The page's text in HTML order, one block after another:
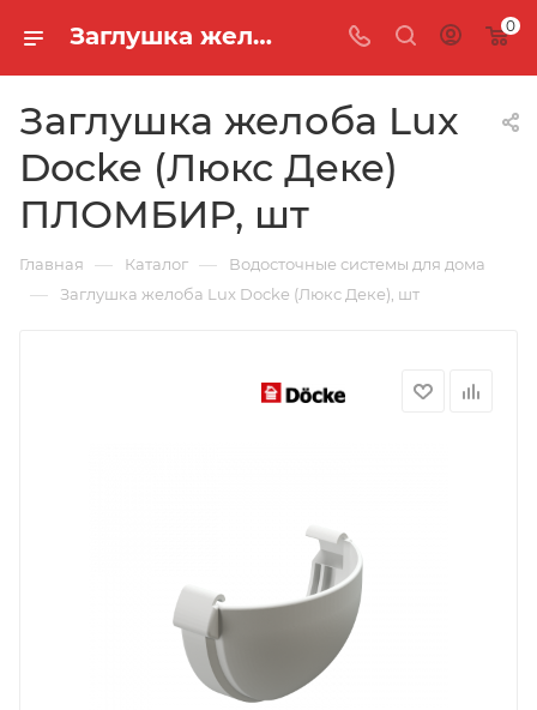
Заглушка желоба Lux Docke (Люкс Деке) ПЛОМБИР, шт 0
Заглушка желоба Lux
Docke (Люкс Деке)
ПЛОМБИР, шт
Главная — Каталог — Водосточные системы для дома
— Заглушка желоба Lux Docke (Люкс Деке), шт